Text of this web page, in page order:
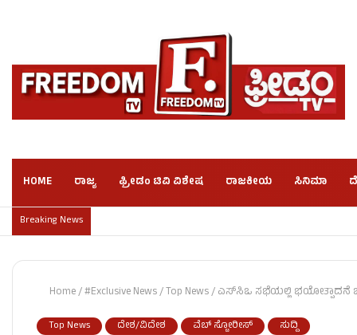
HOME ರಾಜ್ಯ ಫ್ರೀಡಂ ಟಿವಿ ವಿಶೇಷ ರಾಜಕೀಯ ಸಿನಿಮಾ
Breaking News
Home/#Exclusive News/Top News/ಎಸ್‌ಸಿಒ ಸಭೆಯಲ್ಲಿ ಭಯೋತ್ಪಾದನೆ
Top News ದೇಶ/ವಿದೇಶ ವೆಬ್ ಸ್ಟೋರೀಸ್ ಸುದ್ದಿ